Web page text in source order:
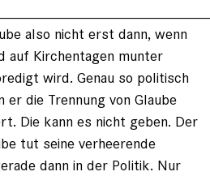
also nicht erst dann, wenn
auf Kirchentagen munter
wird. Genau so politisch
er die Trennung von Glaube
Die kann es nicht geben. Der
tut seine verheerende
dann in der Politik. Nur